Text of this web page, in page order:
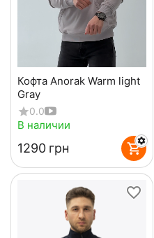
Кофта Anorak Warm light
Gray
0.0
В наличии
‍1290‍ грн